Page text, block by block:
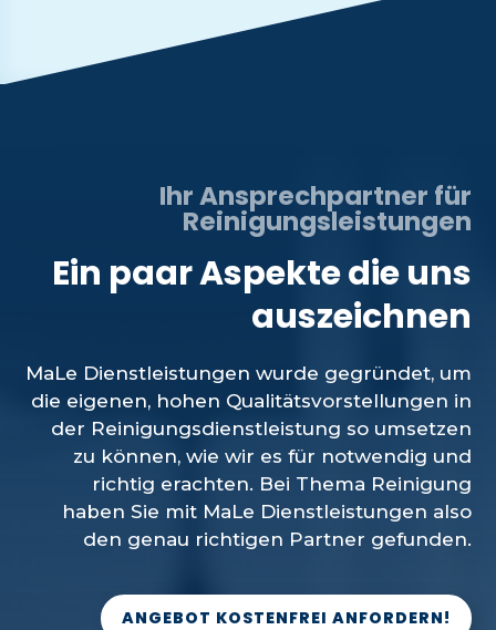
Ihr Ansprechpartner für
Reinigungsleistungen
Ein paar Aspekte die uns
auszeichnen
MaLe Dienstleistungen wurde gegründet, um
die eigenen, hohen Qualitätsvorstellungen in
der Reinigungsdienstleistung so umsetzen
zu können, wie wir es für notwendig und
richtig erachten. Bei Thema Reinigung
haben Sie mit MaLe Dienstleistungen also
den genau richtigen Partner gefunden.
ANGEBOT KOSTENFREI ANFORDERN!